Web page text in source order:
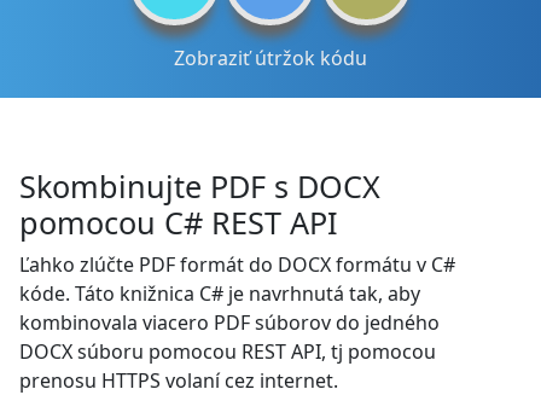
Zobraziť útržok kódu
Skombinujte PDF s DOCX
pomocou C# REST API
Ľahko zlúčte PDF formát do DOCX formátu v C#
kóde. Táto knižnica C# je navrhnutá tak, aby
kombinovala viacero PDF súborov do jedného
DOCX súboru pomocou REST API, tj pomocou
prenosu HTTPS volaní cez internet.